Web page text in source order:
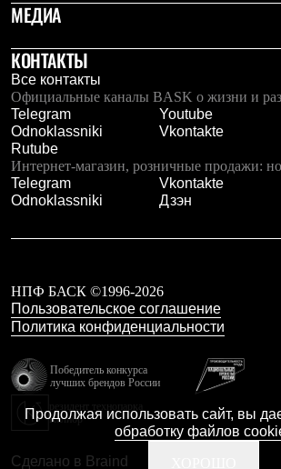
МЕДИА
КОНТАКТЫ
Все контакты
Официальные каналы BASK о жизни и
Telegram
Youtube
Odnoklassniki
Vkontakte
Rutube
Интернет-магазин, розничные продажи:
Telegram
Vkontakte
Odnoklassniki
Дзэн
НПФ БАСК ©1996-2026
Пользовательское соглашение
Политика конфиденциальности
Победитель конкурса
лучших брендов России
Калибр
Сделано в Braind
Продолжая использовать сайт, вы
обработку файлов